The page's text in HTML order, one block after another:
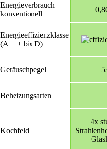
Energieverbrauch
konventionell
Energieeffizienzklasse
(A+++ bis D)
Geräuschpegel
Beheizungsarten
Kochfeld
4x